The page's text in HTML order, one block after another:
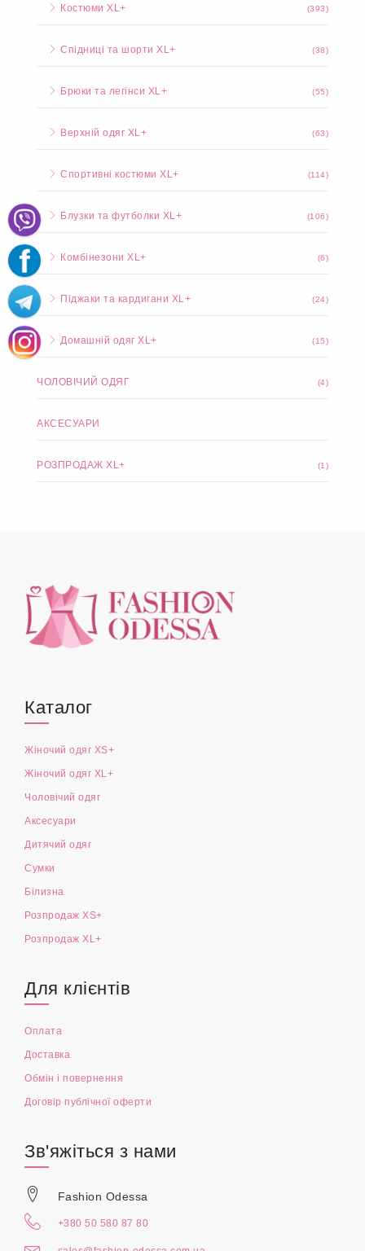
Костюми XL+ (393)
Спідниці та шорти XL+ (38)
Брюки та легінси XL+ (55)
Верхній одяг XL+ (63)
Спортивні костюми XL+ (114)
Блузки та футболки XL+ (106)
Комбінезони XL+ (6)
Піджаки та кардигани XL+ (24)
Домашній одяг XL+ (15)
ЧОЛОВІЧИЙ ОДЯГ (4)
АКСЕСУАРИ
РОЗПРОДАЖ XL+ (1)
Каталог
Жіночий одяг XS+
Жіночий одяг XL+
Чоловічий одяг
Аксесуари
Дитячий одяг
Сумки
Білизна
Розпродаж XS+
Розпродаж XL+
Для клієнтів
Оплата
Доставка
Обмін і повернення
Договір публічної оферти
Зв'яжіться з нами
Fashion Odessa
+380 50 580 87 80